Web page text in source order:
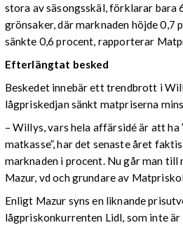
stora av säsongsskäl, förklarar bara
grönsaker, där marknaden höjde 0,7
sänkte 0,6 procent, rapporterar
Efterlängtat besked
Beskedet innebär ett trendbrott i
lågpriskedjan sänkt matpriserna
– Willys, vars hela affärsidé är att ha
matkasse”, har det senaste året
marknaden i procent. Nu går man
Mazur, vd och grundare av
Enligt Mazur syns en liknande
lågpriskonkurrenten Lidl, som inte är